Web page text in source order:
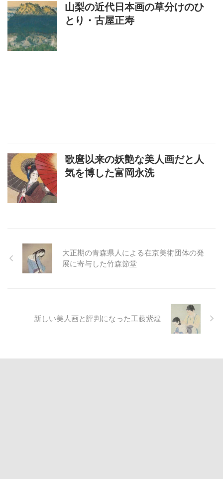
山梨の近代日本画の草分けのひ
とり・古屋正寿
歌麿以来の妖艶な美人画だと人
気を博した富岡永洗
大正期の青森県人による在京美術団体の発
展に寄与した竹森節堂
新しい美人画と評判になった工藤紫煌